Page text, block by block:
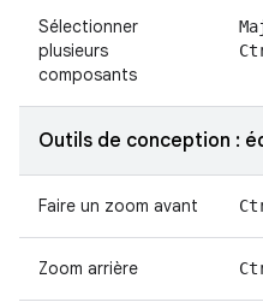
Sélectionner
plusieurs
composants
Outils de conception :
Faire un zoom avant
Zoom arrière